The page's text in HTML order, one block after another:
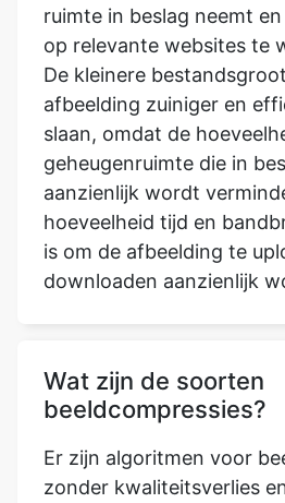
afbeelding zuiniger en
slaan, omdat de
geheugenruimte die in
aanzienlijk wordt
hoeveelheid tijd en
is om de afbeelding te
downloaden aanzienlijk
Wat zijn de soorten
Er zijn algoritmen voor
zonder kwaliteitsverlies
beschikbaar. Het is
van een gecomprimeerd
verkleinen zonder dat dit